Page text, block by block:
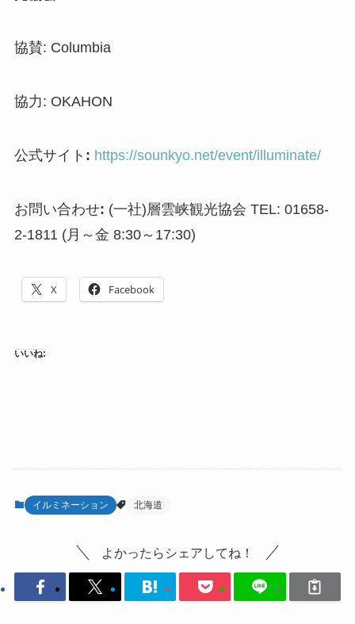
協賛: Columbia
協力: OKAHON
公式サイト : https://sounkyo.net/event/illuminate/
お問い合わせ: (一社)層雲峡観光協会 TEL: 01658-
2-1811 (月～金 8:30～17:30)
X Facebook
いいね:
イルミネーション 北海道
よかったらシェアしてね！